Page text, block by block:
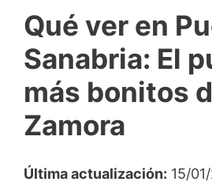
Qué ver en
Sanabria: El
más bonitos
Zamora
Última actualización: 15/